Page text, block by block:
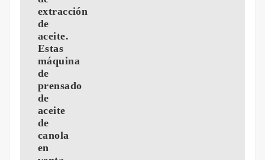
extracción
de
aceite.
Estas
máquina
de
prensado
de
aceite
de
canola
en